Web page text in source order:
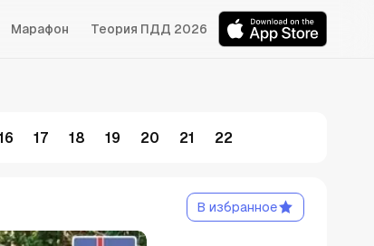
Марафон Теория ПДД 2026
17 18 19 20 21 22
В избранное